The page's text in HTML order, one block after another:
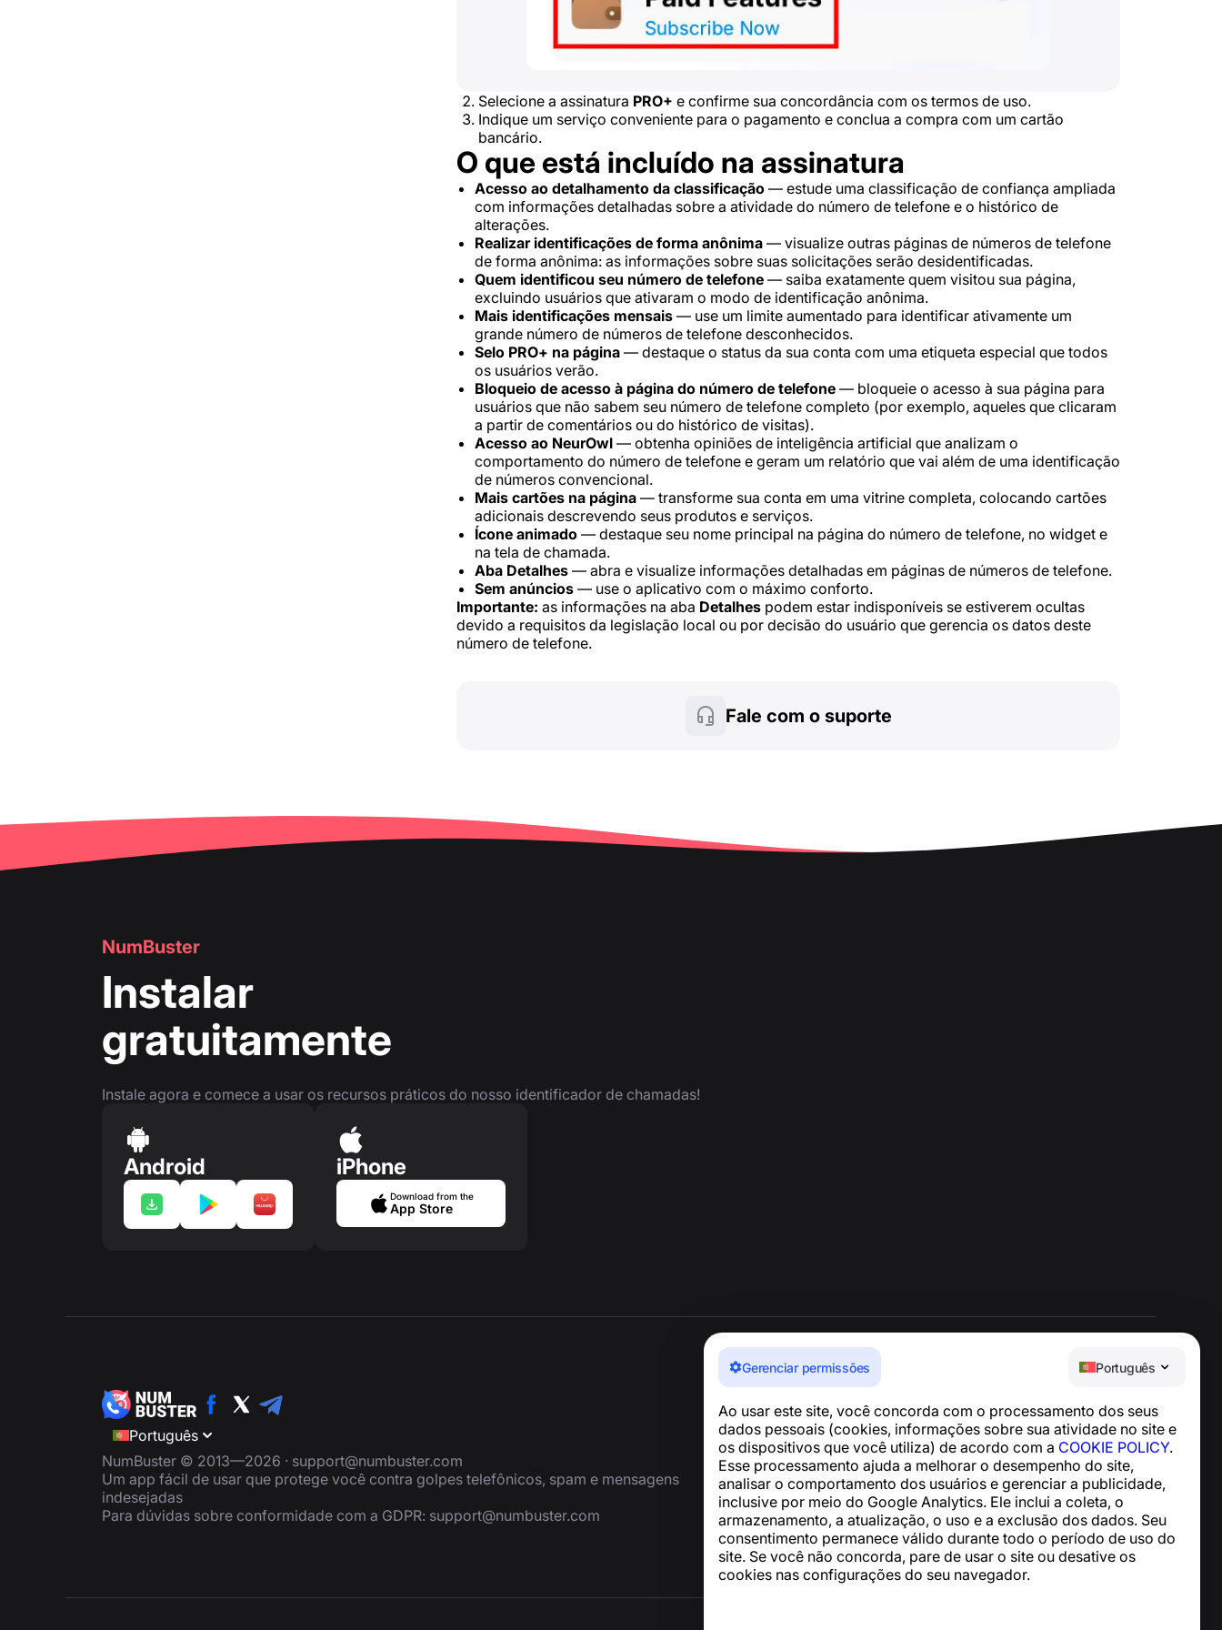
Gerenciar permissões Português
Ao usar este site, você concorda com o processamento dos seus
dados pessoais (cookies, informações sobre sua atividade no site e
os dispositivos que você utiliza) de acordo com a COOKIE POLICY.
Esse processamento ajuda a melhorar o desempenho do site,
analisar o comportamento dos usuários e gerenciar a publicidade,
inclusive por meio do Google Analytics. Ele inclui a coleta, o
armazenamento, a atualização, o uso e a exclusão dos dados. Seu
consentimento permanece válido durante todo o período de uso do
site. Se você não concorda, pare de usar o site ou desative os
cookies nas configurações do seu navegador.
Selecione a assinatura PRO+ e confirme sua concordância com os termos de uso.
Indique um serviço conveniente para o pagamento e conclua a compra com um cartão
bancário.
O que está incluído na assinatura
Acesso ao detalhamento da classificação — estude uma classificação de confiança ampliada
com informações detalhadas sobre a atividade do número de telefone e o histórico de
alterações.
Realizar identificações de forma anônima — visualize outras páginas de números de telefone
de forma anônima: as informações sobre suas solicitações serão desidentificadas.
Quem identificou seu número de telefone — saiba exatamente quem visitou sua página,
excluindo usuários que ativaram o modo de identificação anônima.
Mais identificações mensais — use um limite aumentado para identificar ativamente um
grande número de números de telefone desconhecidos.
Selo PRO+ na página — destaque o status da sua conta com uma etiqueta especial que todos
os usuários verão.
Bloqueio de acesso à página do número de telefone — bloqueie o acesso à sua página para
usuários que não sabem seu número de telefone completo (por exemplo, aqueles que clicaram
a partir de comentários ou do histórico de visitas).
Acesso ao NeurOwl — obtenha opiniões de inteligência artificial que analizam o
comportamento do número de telefone e geram um relatório que vai além de uma identificação
de números convencional.
Mais cartões na página — transforme sua conta em uma vitrine completa, colocando cartões
adicionais descrevendo seus produtos e serviços.
Ícone animado — destaque seu nome principal na página do número de telefone, no widget e
na tela de chamada.
Aba Detalhes — abra e visualize informações detalhadas em páginas de números de telefone.
Sem anúncios — use o aplicativo com o máximo conforto.
Importante: as informações na aba Detalhes podem estar indisponíveis se estiverem ocultas
devido a requisitos da legislação local ou por decisão do usuário que gerencia os datos deste
número de telefone.
Fale com o suporte
NumBuster
Instalar
gratuitamente
Instale agora e comece a usar os recursos práticos do nosso identificador de chamadas!
Android iPhone
Download from the
App Store
Português
NumBuster © 2013—2026 · support@numbuster.com
Um app fácil de usar que protege você contra golpes telefônicos, spam e mensagens
indesejadas
Para dúvidas sobre conformidade com a GDPR: support@numbuster.com
Notícias e Artigos
Sobre o projeto
Contatos